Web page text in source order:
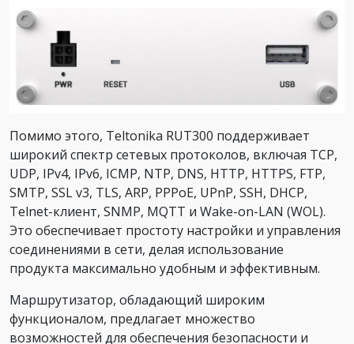
Помимо этого, Teltonika RUT300 поддерживает
широкий спектр сетевых протоколов, включая TCP,
UDP, IPv4, IPv6, ICMP, NTP, DNS, HTTP, HTTPS, FTP,
SMTP, SSL v3, TLS, ARP, PPPoE, UPnP, SSH, DHCP,
Telnet-клиент, SNMP, MQTT и Wake-on-LAN (WOL).
Это обеспечивает простоту настройки и управления
соединениями в сети, делая использование
продукта максимально удобным и эффективным.
Маршрутизатор, обладающий широким
функционалом, предлагает множество
возможностей для обеспечения безопасности и